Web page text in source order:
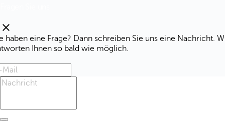
clear
haben eine Frage? Dann schreiben Sie uns eine Nachricht.
Ihnen so bald wie möglich.